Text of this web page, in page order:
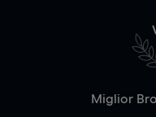
Miglior